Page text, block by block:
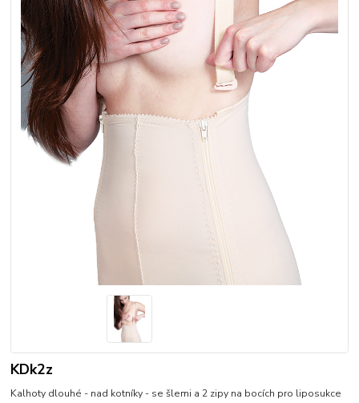
KDk2z
Kalhoty dlouhé - nad kotníky - se šlemi a 2 zipy na bocích pro liposukce